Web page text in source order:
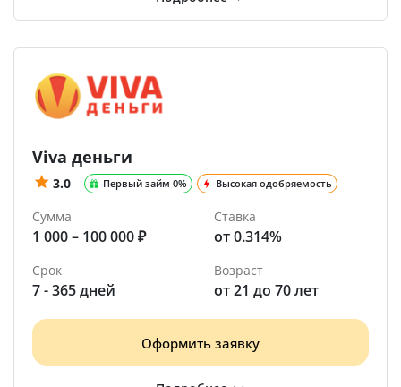
Viva деньги
3.0 Первый займ 0% Высокая одобряемость
Сумма
1 000 – 100 000 ₽
Ставка
от 0.314%
Срок
7 - 365 дней
Возраст
от 21 до 70 лет
Оформить заявку